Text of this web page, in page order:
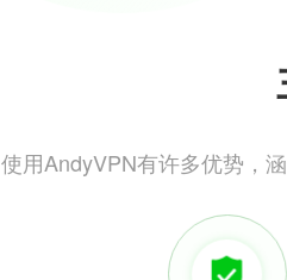
使用AndyVPN有许多优势，